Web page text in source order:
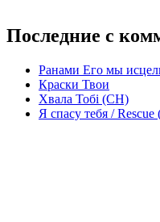
Последние с
Ранами Его мы
Краски Твои
Хвала Тобі (СН)
Я спасу тебя /